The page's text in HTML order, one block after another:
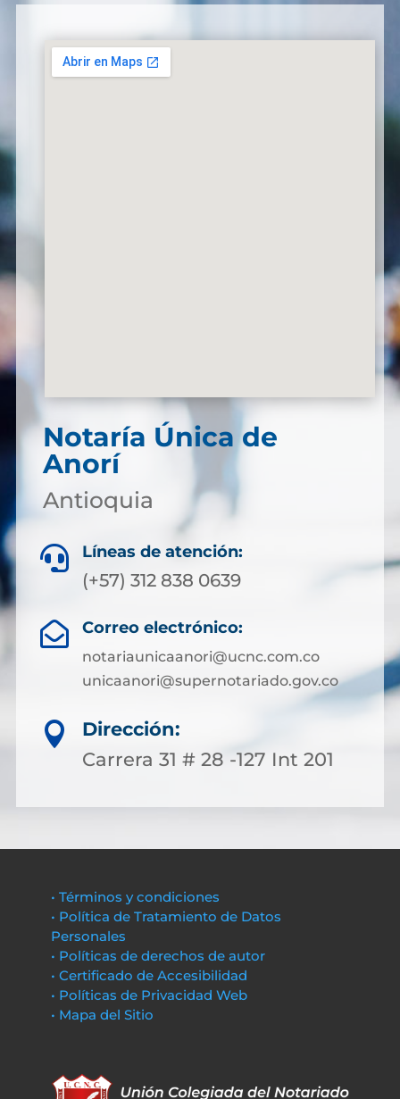
Notaría Única de
Anorí
Antioquia
 Líneas de atención:
(+57) 312 838 0639
 Correo electrónico:
notariaunicaanori@ucnc.com.co
unicaanori@supernotariado.gov.co

Dirección:
Carrera 31 # 28 -127 Int 201
• Términos y condiciones
• Política de Tratamiento de Datos
Personales
• Políticas de derechos de autor
• Certificado de Accesibilidad
• Políticas de Privacidad Web
• Mapa del Sitio